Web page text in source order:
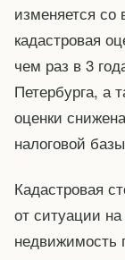
изменяется со
кадастровая
чем раз в 3
Петербурга, а
оценки
налоговой
Кадастровая
от ситуации
недвижимость